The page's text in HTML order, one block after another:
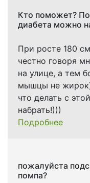
Кто поможет?
диабета можно
При росте 180
честно говоря
на улице, а тем
мышцы не
что делать с
набрать!)))
Подробнее
пожалуйста
помпа?